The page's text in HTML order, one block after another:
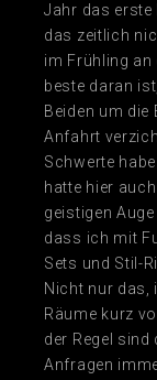
Jahr das erste
das zeitlich
im Frühling
beste daran
Beiden um
Anfahrt
Schwerte
hatte hier
geistigen
dass ich mit
Sets und Stil-
Nicht nur das,
Räume kurz
der Regel sind
Anfragen